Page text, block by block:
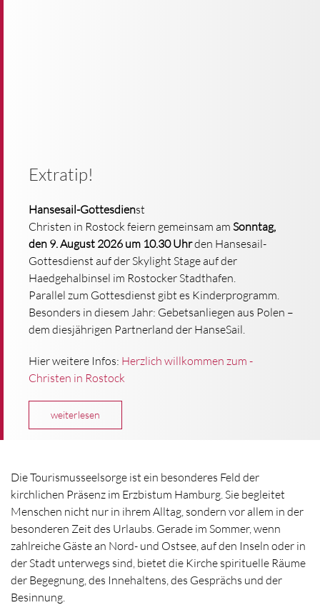
Extratip!
Hansesail-Gottesdienst
Christen in Rostock feiern gemeinsam am Sonntag,
den 9. August 2026 um 10.30 Uhrden Hansesail-
Gottesdienst auf der Skylight Stage auf der
Haedgehalbinsel im Rostocker Stadthafen.
Parallel zum Gottesdienst gibt es Kinderprogramm.
Besonders in diesem Jahr: Gebetsanliegen aus Polen –
dem diesjährigen Partnerland der HanseSail.
Hier weitere Infos: Herzlich willkommen zum -
Christen in Rostock
weiterlesen
Die Tourismusseelsorge ist ein besonderes Feld der
kirchlichen Präsenz im Erzbistum Hamburg. Sie begleitet
Menschen nicht nur in ihrem Alltag, sondern vor allem in der
besonderen Zeit des Urlaubs. Gerade im Sommer, wenn
zahlreiche Gäste an Nord- und Ostsee, auf den Inseln oder in
der Stadt unterwegs sind, bietet die Kirche spirituelle Räume
der Begegnung, des Innehaltens, des Gesprächs und der
Besinnung.